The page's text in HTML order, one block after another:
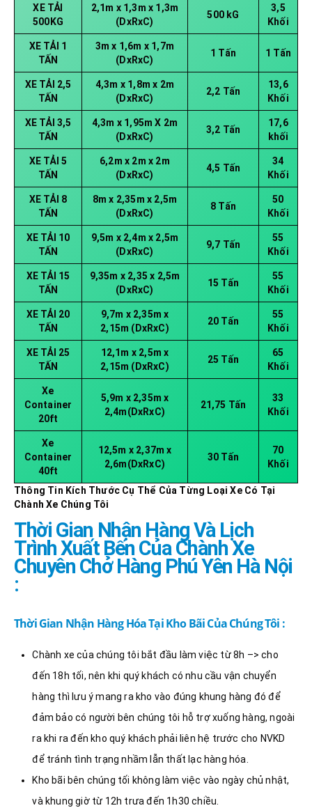
XE TẢI
500KG
2,1m x 1,3m x 1,3m
(DxRxC)
500 kG
3,5
Khối
XE TẢI 1
TẤN
3m x 1,6m x 1,7m
(DxRxC)
1 Tấn 1 Tấn
XE TẢI 2,5
TẤN
4,3m x 1,8m x 2m
(DxRxC)
2,2 Tấn
13,6
Khối
XE TẢI 3,5
TẤN
4,3m x 1,95m X 2m
(DxRxC)
3,2 Tấn
17,6
khối
XE TẢI 5
TẤN
6,2m x 2m x 2m
(DxRxC)
4,5 Tấn
34
Khối
XE TẢI 8
TẤN
8m x 2,35m x 2,5m
(DxRxC)
8 Tấn
50
Khối
XE TẢI 10
TẤN
9,5m x 2,4m x 2,5m
(DxRxC)
9,7 Tấn
55
Khối
XE TẢI 15
TẤN
9,35m x 2,35 x 2,5m
(DxRxC)
15 Tấn
55
Khối
XE TẢI 20
TẤN
9,7m x 2,35m x
2,15m (DxRxC)
20 Tấn
55
Khối
XE TẢI 25
TẤN
12,1m x 2,5m x
2,15m (DxRxC)
25 Tấn
65
Khối
Xe
Container
20ft
5,9m x 2,35m x
2,4m(DxRxC)
21,75 Tấn
33
Khối
Xe
Container
40ft
12,5m x 2,37m x
2,6m(DxRxC)
30 Tấn
70
Khối
Thông Tin Kích Thước Cụ Thể Của Từng Loại Xe Có Tại
Chành Xe Chúng Tôi
Thời Gian Nhận Hàng Và Lịch
Trình Xuất Bến Của Chành Xe
Chuyên Chở Hàng Phú Yên Hà Nội
:
Thời Gian Nhận Hàng Hóa Tại Kho Bãi Của Chúng Tôi :
Chành xe của chúng tôi bắt đầu làm việc từ 8h –> cho
đến 18h tối, nên khi quý khách có nhu cầu vận chuyển
hàng thì lưu ý mang ra kho vào đúng khung hàng đó để
đảm bảo có người bên chúng tôi hỗ trợ xuống hàng, ngoài
ra khi ra đến kho quý khách phải liên hệ trước cho NVKD
để tránh tình trạng nhầm lẫn thất lạc hàng hóa.
Kho bãi bên chúng tối không làm việc vào ngày chủ nhật,
và khung giờ từ 12h trưa đến 1h30 chiều.